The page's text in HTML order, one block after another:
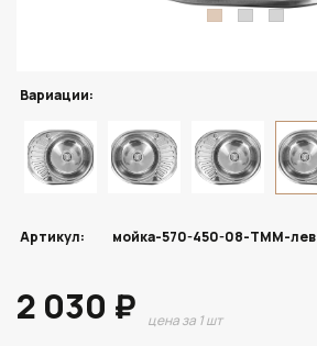
Вариации:
Артикул: мойка-570-450-08-ТММ-лев
2 030 ₽ цена за 1 шт